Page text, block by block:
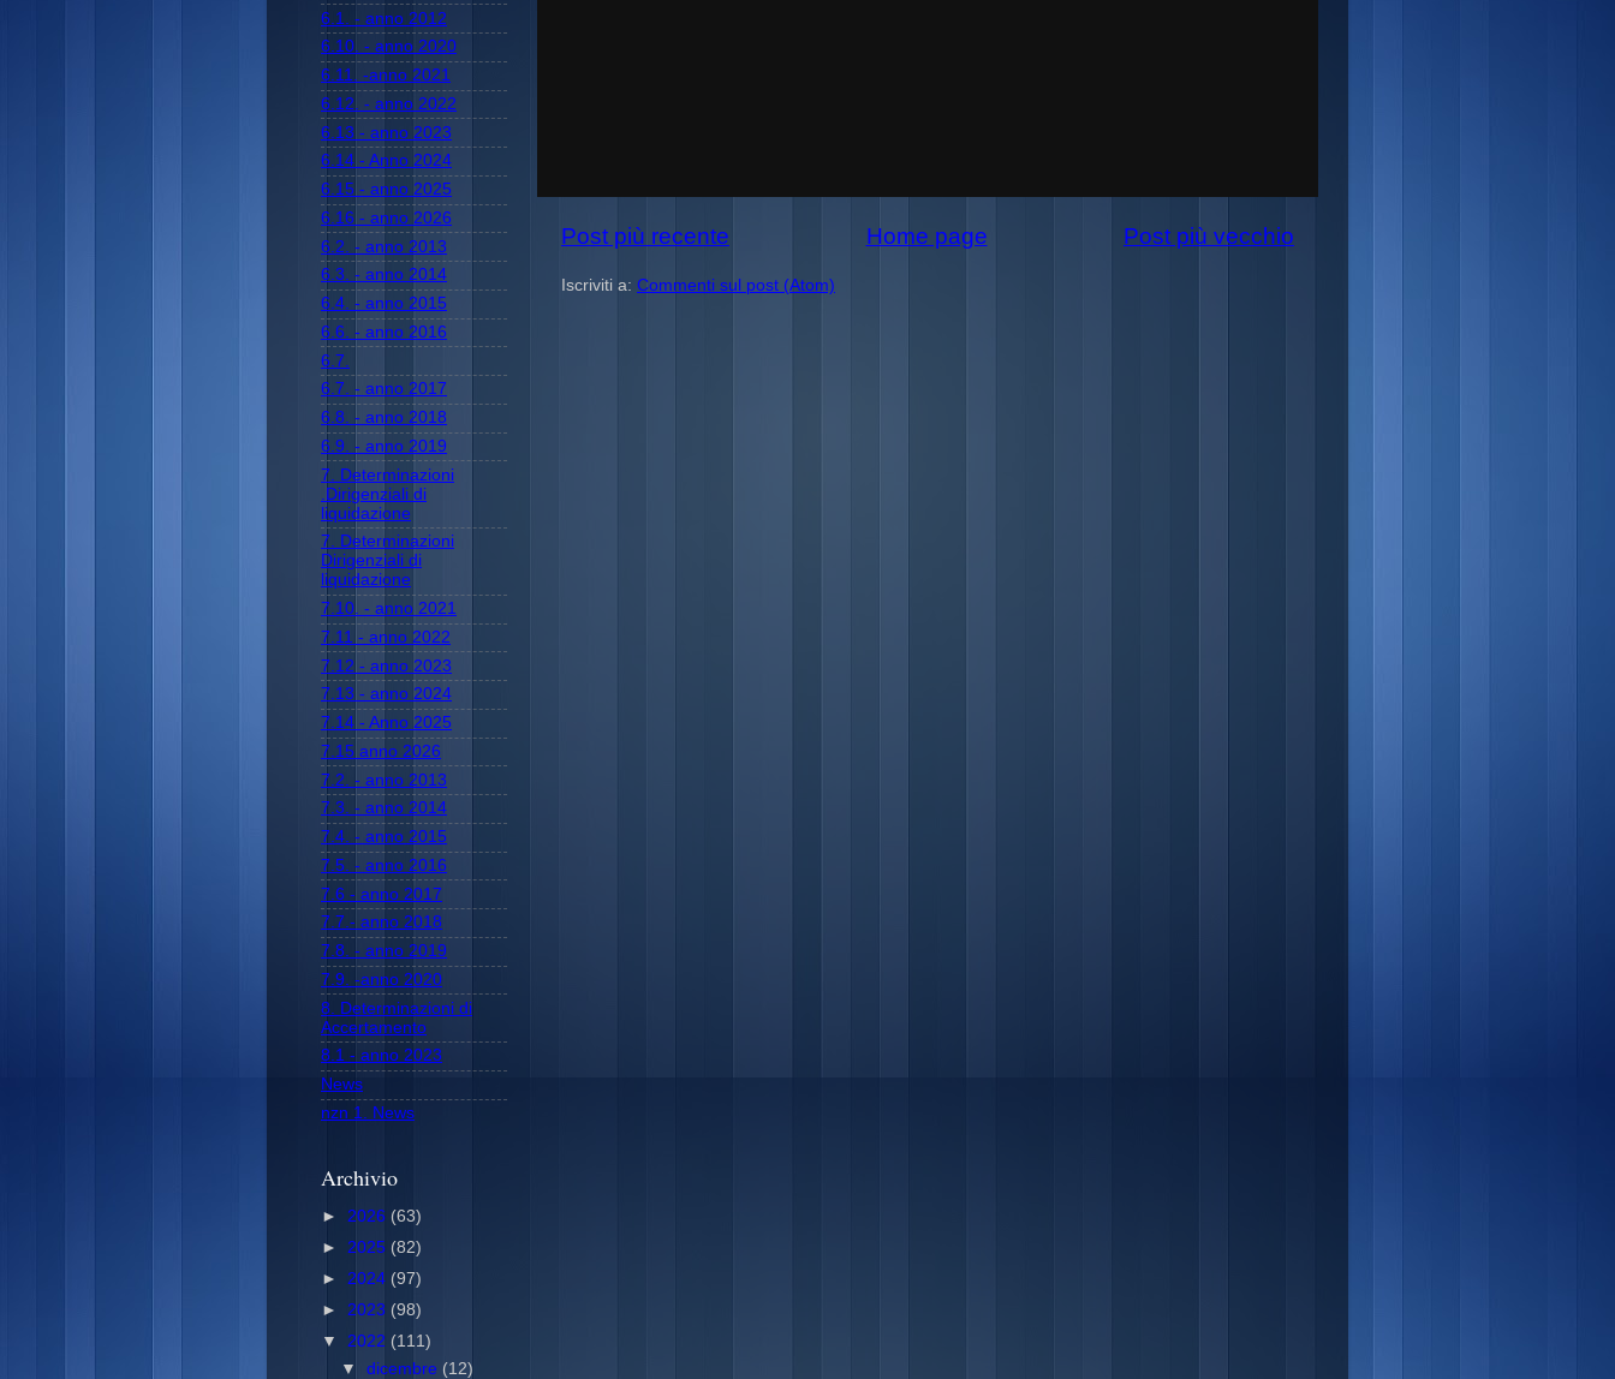
Post più recente Post più vecchio
Home page
Iscriviti a: Commenti sul post (Atom)
6.1. - anno 2012
6.10. - anno 2020
6.11. -anno 2021
6.12. - anno 2022
6.13 - anno 2023
6.14 - Anno 2024
6.15 - anno 2025
6.16 - anno 2026
6.2. - anno 2013
6.3. - anno 2014
6.4. - anno 2015
6.6. - anno 2016
6.7.
6.7. - anno 2017
6.8. - anno 2018
6.9. - anno 2019
7. Determinazioni
.Dirigenziali di
liquidazione
7. Determinazioni
Dirigenziali di
liquidazione
7.10. - anno 2021
7.11 - anno 2022
7.12 - anno 2023
7.13 - anno 2024
7.14 - Anno 2025
7.15 anno 2026
7.2. - anno 2013
7.3. - anno 2014
7.4. - anno 2015
7.5. - anno 2016
7.6 - anno 2017
7.7.- anno 2018
7.8. - anno 2019
7.9. -anno 2020
8. Determinazioni di
Accertamento
8.1 - anno 2023
News
nzn 1. News
Archivio
► 2026 (63)
► 2025 (82)
► 2024 (97)
► 2023 (98)
▼ 2022 (111)
▼dicembre (12)